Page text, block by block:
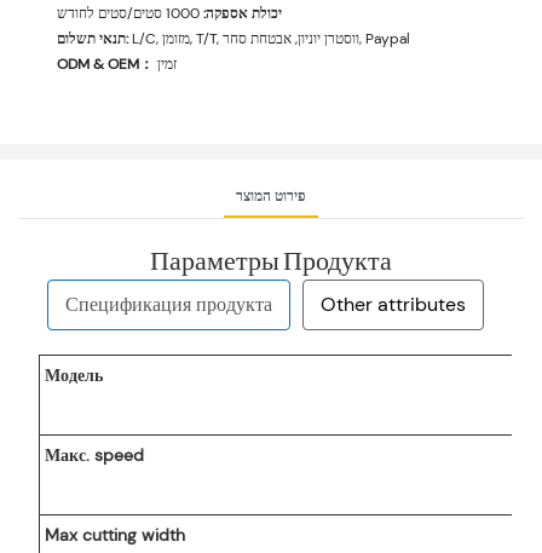
יכולת אספקה:1000 סטים/סטים לחודש
תנאי תשלום:
L/C, מזומן, T/T, ווסטרן יוניון, אבטחת סחר, Paypal
ODM & OEM：זמין
פירוט המוצר
Параметры Продукта
Спецификация продукта Other attributes
Модель
Макс. speed
Max cutting width